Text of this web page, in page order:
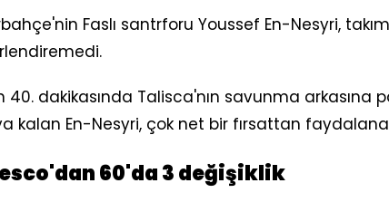
Faslı santrforu Youssef En-Nesyri,
40. dakikasında Talisca'nın savunma arkasına
kalan En-Nesyri, çok net bir fırsattan
60'da 3 değişiklik